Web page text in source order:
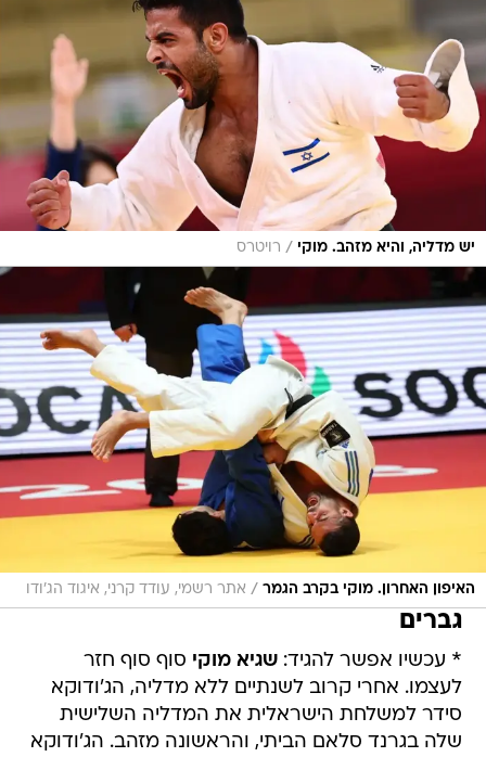
יש מדליה, והיא מזהב. מוקי / רויטרס
האיפון האחרון. מוקי בקרב הגמר / אתר רשמי, עודד קרני, איגוד הג'ודו
גברים
* עכשיו אפשר להגיד:שגיא מוקי סוף סוף חזר
לעצמו. אחרי קרוב לשנתיים ללא מדליה, הג'ודוקא
סידר למשלחת הישראלית את המדליה השלישית
שלה בגרנד סלאם הביתי, והראשונה מזהב. הג'ודוקא